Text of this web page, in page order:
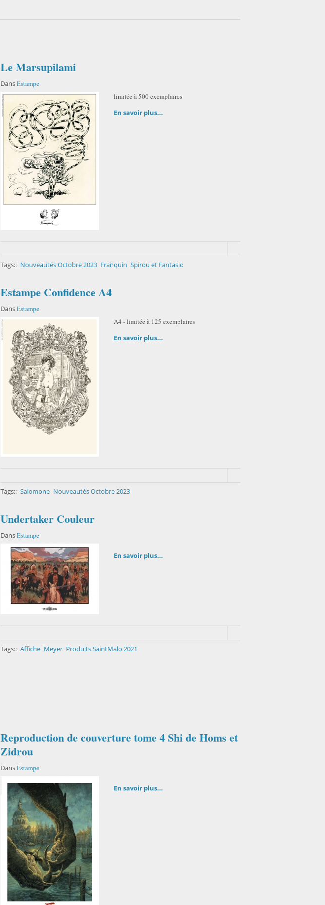
Le Marsupilami
DansEstampe
limitée à 500 exemplaires
En savoir plus...
Tags:: Nouveautés Octobre 2023 Franquin Spirou et Fantasio
Estampe Confidence A4
DansEstampe
A4 - limitée à 125 exemplaires
En savoir plus...
Tags:: Salomone Nouveautés Octobre 2023
Undertaker Couleur
DansEstampe
En savoir plus...
Tags:: Affiche Meyer Produits SaintMalo 2021
Reproduction de couverture tome 4 Shi de Homs et
Zidrou
DansEstampe
En savoir plus...